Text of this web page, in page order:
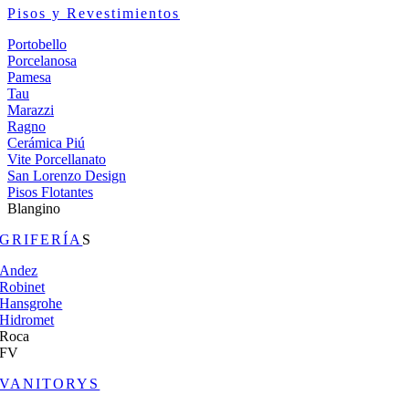
Pisos y Revestimientos
Portobello
Porcelanosa
Pamesa
Tau
Marazzi
Ragno
Cerámica Piú
Vite Porcellanato
San Lorenzo Design
Pisos Flotantes
Blangino
GRIFERÍA S
Andez
Robinet
Hansgrohe
Hidromet
Roca
FV
VANITORYS